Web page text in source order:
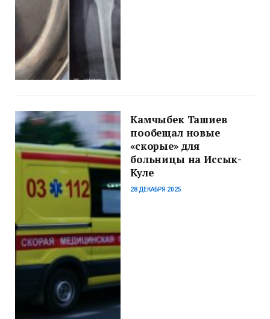
Камчыбек Ташиев
пообещал новые
«скорые» для
больницы на Иссык-
Куле
28 ДЕКАБРЯ 2025